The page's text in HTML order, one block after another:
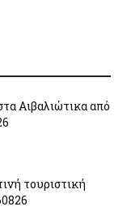
Αιβαλιώτικα από
τουριστική